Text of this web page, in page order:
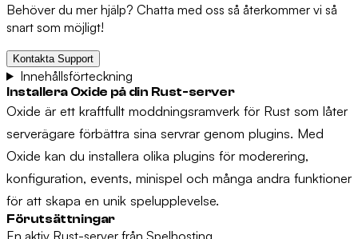
Behöver du mer hjälp? Chatta med oss så återkommer vi så
snart som möjligt!
Kontakta Support
Innehållsförteckning
Installera Oxide på din Rust-server
Oxide är ett kraftfullt moddningsramverk för Rust som låter
serverägare förbättra sina servrar genom plugins. Med
Oxide kan du installera olika plugins för moderering,
konfiguration, events, minispel och många andra funktioner
för att skapa en unik spelupplevelse.
Förutsättningar
En aktiv Rust-server från Spelhosting